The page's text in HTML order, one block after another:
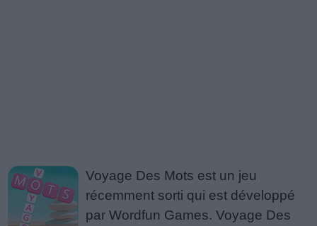
Voyage Des Mots est un jeu
récemment sorti qui est développé
par Wordfun Games. Voyage Des